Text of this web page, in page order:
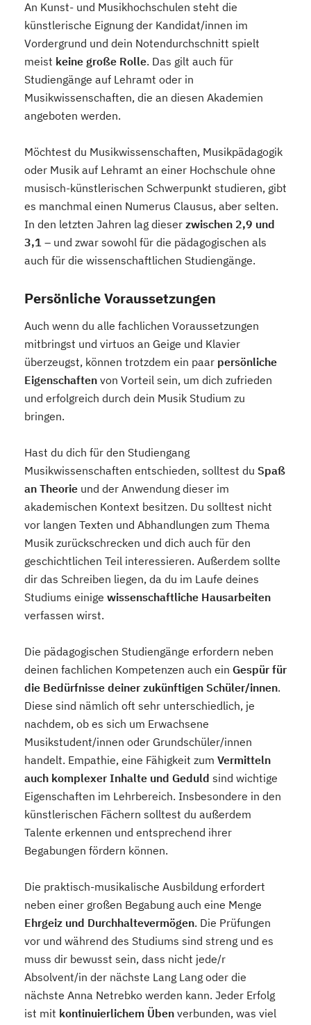
An Kunst- und Musikhochschulen steht die
künstlerische Eignung der Kandidat/innen im
Vordergrund und dein Notendurchschnitt spielt
meist keine große Rolle. Das gilt auch für
Studiengänge auf Lehramt oder in
Musikwissenschaften, die an diesen Akademien
angeboten werden.
Möchtest du Musikwissenschaften, Musikpädagogik
oder Musik auf Lehramt an einer Hochschule ohne
musisch-künstlerischen Schwerpunkt studieren, gibt
es manchmal einen Numerus Clausus, aber selten.
In den letzten Jahren lag dieser zwischen 2,9 und
3,1 – und zwar sowohl für die pädagogischen als
auch für die wissenschaftlichen Studiengänge.
Persönliche Voraussetzungen
Auch wenn du alle fachlichen Voraussetzungen
mitbringst und virtuos an Geige und Klavier
überzeugst, können trotzdem ein paar persönliche
Eigenschaften von Vorteil sein, um dich zufrieden
und erfolgreich durch dein Musik Studium zu
bringen.
Hast du dich für den Studiengang
Musikwissenschaften entschieden, solltest du Spaß
an Theorie und der Anwendung dieser im
akademischen Kontext besitzen. Du solltest nicht
vor langen Texten und Abhandlungen zum Thema
Musik zurückschrecken und dich auch für den
geschichtlichen Teil interessieren. Außerdem sollte
dir das Schreiben liegen, da du im Laufe deines
Studiums einige wissenschaftliche Hausarbeiten
verfassen wirst.
Die pädagogischen Studiengänge erfordern neben
deinen fachlichen Kompetenzen auch ein Gespür für
die Bedürfnisse deiner zukünftigen Schüler/innen.
Diese sind nämlich oft sehr unterschiedlich, je
nachdem, ob es sich um Erwachsene
Musikstudent/innen oder Grundschüler/innen
handelt. Empathie, eine Fähigkeit zum Vermitteln
auch komplexer Inhalte und Geduld sind wichtige
Eigenschaften im Lehrbereich. Insbesondere in den
künstlerischen Fächern solltest du außerdem
Talente erkennen und entsprechend ihrer
Begabungen fördern können.
Die praktisch-musikalische Ausbildung erfordert
neben einer großen Begabung auch eine Menge
Ehrgeiz und Durchhaltevermögen. Die Prüfungen
vor und während des Studiums sind streng und es
muss dir bewusst sein, dass nicht jede/r
Absolvent/in der nächste Lang Lang oder die
nächste Anna Netrebko werden kann. Jeder Erfolg
ist mit kontinuierlichem Üben verbunden, was viel